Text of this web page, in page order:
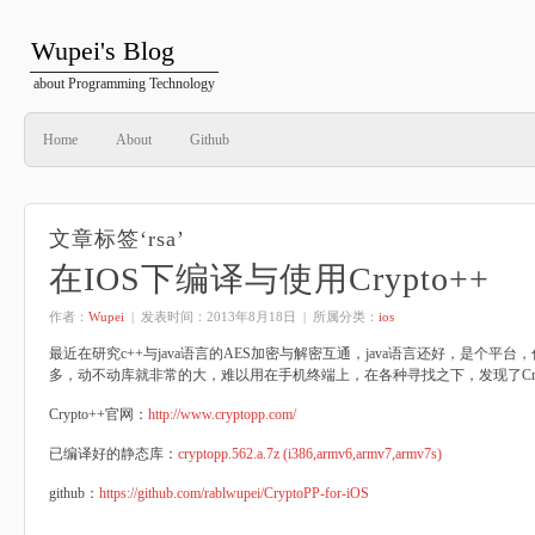
Wupei's Blog
about Programming Technology
Home About Github
文章标签‘rsa’
在IOS下编译与使用Crypto++
作者： Wupei | 发表时间： 2013年8月18日 | 所属分类： ios
最近在研究c++与java语言的AES加密与解密互通，java语言还好，是个平台
多，动不动库就非常的大，难以用在手机终端上，在各种寻找之下，发现了
Crypto++官网： http://www.cryptopp.com/
已编译好的静态库： cryptopp.562.a.7z (i386,armv6,armv7,armv7s)
github： https://github.com/rablwupei/CryptoPP-for-iOS